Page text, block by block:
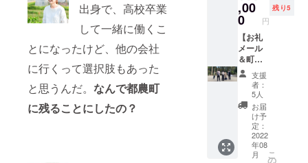
出身で、高校卒業
して一緒に働くこ
とになったけど、他の会社
に行くって選択肢もあった
と思うんだ。 なんで都農町
に残ることにしたの？
セルに
ついて
は、宿
泊券が
失効い
たしま
すので
予めご
了承く
ださ
い。
ポン番
号を記
入しご
予約く
ださ
い。 ・
キャン
セル/日
程変
更：ご
予約日
の3日前
までに
お願い
致しま
・1回1
時間程
度の対
話 ・有
効期
限：
2022年
9月から
2024年
1月末ま
で ・
メール
などで
スケ
ジュー
,00
0 円
残り5
【お礼
メール
＆町内
ツアー
＆ト
レー
ラー宿
泊チ
ケット
提供＆
イツノ
マ社員
支援
者：
5人
お届
け予
定：
2022
年08
月
こ
の